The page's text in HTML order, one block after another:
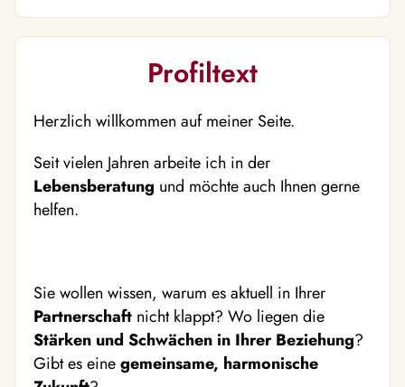
Profiltext
Herzlich willkommen auf meiner Seite.
Seit vielen Jahren arbeite ich in der
Lebensberatung und möchte auch Ihnen gerne
helfen.
Sie wollen wissen, warum es aktuell in Ihrer
Partnerschaft nicht klappt? Wo liegen die
Stärken und Schwächen in Ihrer Beziehung?
Gibt es einegemeinsame, harmonische